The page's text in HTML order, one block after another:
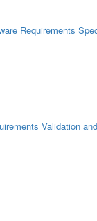
Requirements
Validation and